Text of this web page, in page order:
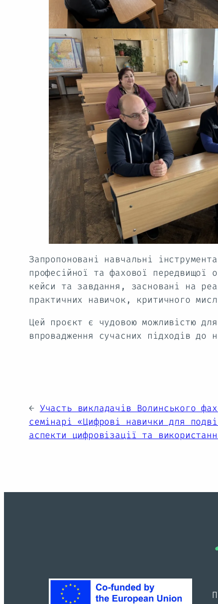
Запропоновані навчальні
професійної та фахової передвищої
кейси та завдання, засновані на
практичних навичок, критичного
Цей проєкт є чудовою можливістю
впровадження сучасних підходів
← Участь викладачів Волинського
семінарі «Цифрові навички для
аспекти цифровізації та